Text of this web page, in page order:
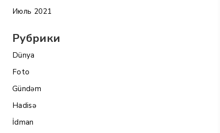
Июль 2021
Рубрики
Dünya
Foto
Gündəm
Hadisə
İdman